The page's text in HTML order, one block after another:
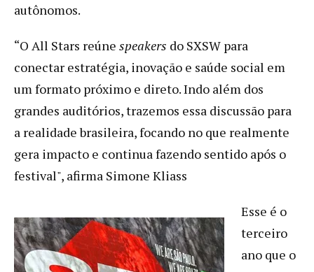
autônomos.
“O All Stars reúne speakers do SXSW para
conectar estratégia, inovação e saúde social em
um formato próximo e direto. Indo além dos
grandes auditórios, trazemos essa discussão para
a realidade brasileira, focando no que realmente
gera impacto e continua fazendo sentido após o
festival", afirma Simone Kliass
Esse é o
terceiro
ano que o